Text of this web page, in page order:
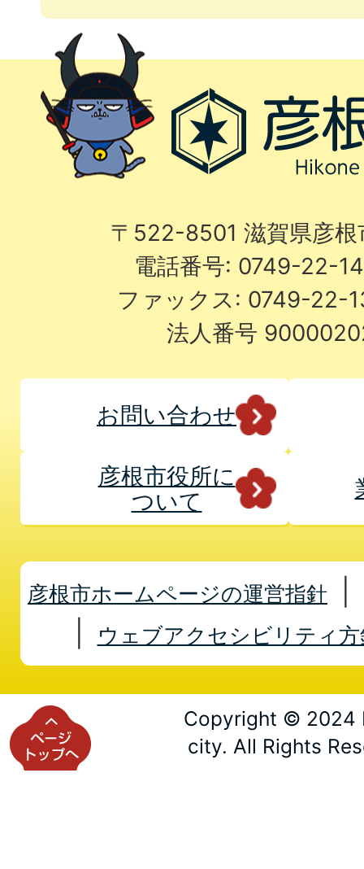
〒522-8501 滋賀県彦
電話番号: 0749-22-
ファックス: 0749-22-
法人番号
お問い合わせ
彦根市役所に
ついて
彦根市ホームページの運営指針
ウェブアクセシビリティ方
Copyright © 2024
city. All Rights